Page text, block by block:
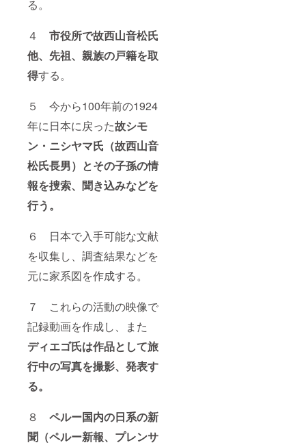
る。
４ 市役所で故西山音松氏
他、先祖、親族の戸籍を取
得する。
５ 今から100年前の1924
年に日本に戻った故シモ
ン・ニシヤマ氏（故西山音
松氏長男）とその子孫の情
報を捜索、聞き込みなどを
行う。
６ 日本で入手可能な文献
を収集し、調査結果などを
元に家系図を作成する。
７ これらの活動の映像で
記録動画を作成し、また
ディエゴ氏は作品として旅
行中の写真を撮影、発表す
る。
８ ペルー国内の日系の新
聞（ペルー新報、プレンサ